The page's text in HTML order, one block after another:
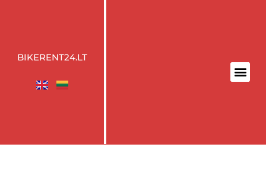
BIKERENT24.LT